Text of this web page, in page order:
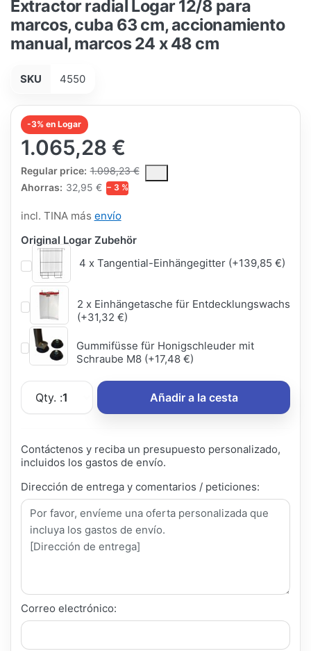
Extractor radial Logar 12/8 para
marcos, cuba 63 cm, accionamiento
manual, marcos 24 x 48 cm
SKU 4550
-3% en Logar
1.065,28 €
Regular price: 1.098,23 €
The Regular Price is the median selling price paid by
Ahorras: 32,95 € − 3 %
incl. TINA más envío
Original Logar Zubehör
4 x Tangential-Einhängegitter (+139,85 €)
2 x Einhängetasche für Entdecklungswachs
(+31,32 €)
Gummifüsse für Honigschleuder mit
Schraube M8 (+17,48 €)
Qty. :1 Añadir a la cesta
Contáctenos y reciba un presupuesto personalizado,
incluidos los gastos de envío.
Dirección de entrega y comentarios / peticiones:
Correo electrónico: